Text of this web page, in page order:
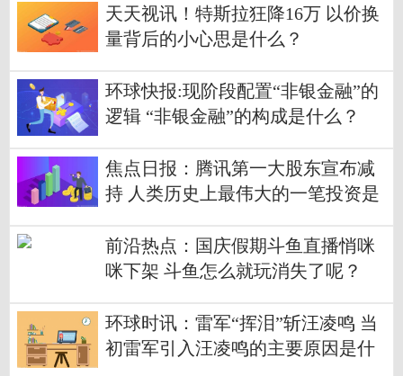
天天视讯！特斯拉狂降16万 以价换
量背后的小心思是什么？
环球快报:现阶段配置“非银金融”的
逻辑 “非银金融”的构成是什么？
焦点日报：腾讯第一大股东宣布减
持 人类历史上最伟大的一笔投资是
前沿热点：国庆假期斗鱼直播悄咪
咪下架 斗鱼怎么就玩消失了呢？
环球时讯：雷军“挥泪”斩汪凌鸣 当
初雷军引入汪凌鸣的主要原因是什